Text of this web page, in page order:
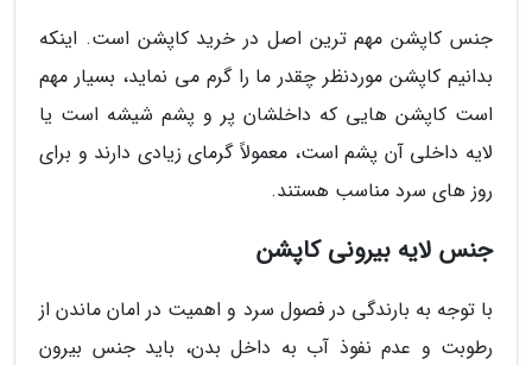
جنس کاپشن مهم ترین اصل در خرید کاپشن است. اینکه
بدانیم کاپشن موردنظر چقدر ما را گرم می نماید، بسیار مهم
است کاپشن هایی که داخلشان پر و پشم شیشه است یا
لایه داخلی آن پشم است، معمولاً گرمای زیادی دارند و برای
روز های سرد مناسب هستند.
جنس لایه بیرونی کاپشن
با توجه به بارندگی در فصول سرد و اهمیت در امان ماندن از
رطوبت و عدم نفوذ آب به داخل بدن، باید جنس بیرون